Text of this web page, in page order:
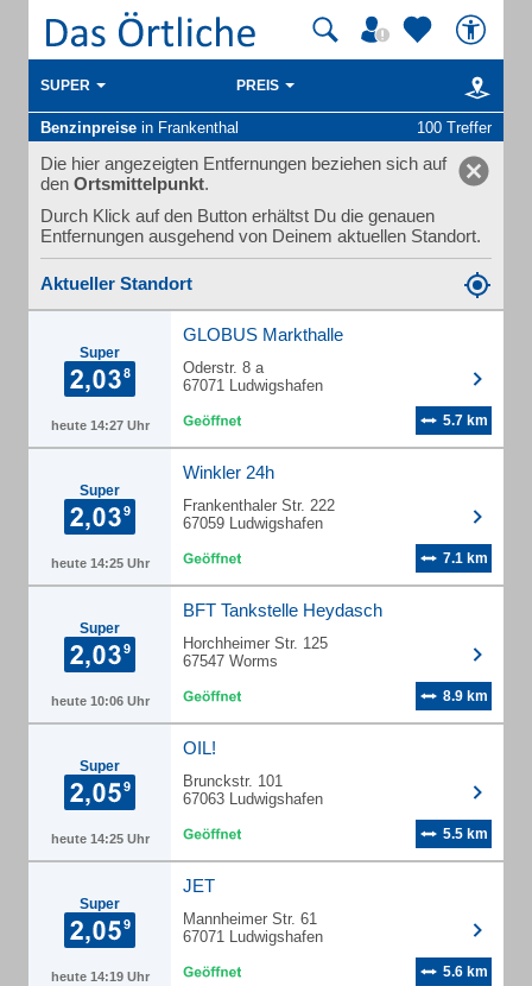
SUPER PREIS
Benzinpreise in Frankenthal 100 Treffer
Die hier angezeigten Entfernungen beziehen sich auf
den Ortsmittelpunkt.
Durch Klick auf den Button erhältst Du die genauen
Entfernungen ausgehend von Deinem aktuellen Standort.
Aktueller Standort
Super
heute 14:27 Uhr
GLOBUS Markthalle
Oderstr. 8 a
67071 Ludwigshafen
5.7 km
Super
heute 14:25 Uhr
Winkler 24h
Frankenthaler Str. 222
67059 Ludwigshafen
7.1 km
Super
heute 10:06 Uhr
BFT Tankstelle Heydasch
Horchheimer Str. 125
67547 Worms
8.9 km
Super
heute 14:25 Uhr
OIL!
Brunckstr. 101
67063 Ludwigshafen
5.5 km
Super
heute 14:19 Uhr
JET
Mannheimer Str. 61
67071 Ludwigshafen
5.6 km